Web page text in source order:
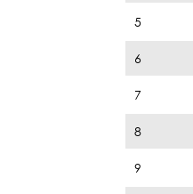
5
6
7
8
9